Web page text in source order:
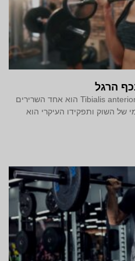
הרגל
שריר טיביאליס אנטריור בכף הרגל Tibialis anterior הוא אחד השרירים
השוק ותפקידו העיקרי הוא